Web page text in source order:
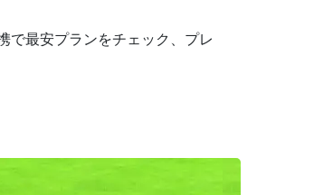
で最安プランをチェック、プレ